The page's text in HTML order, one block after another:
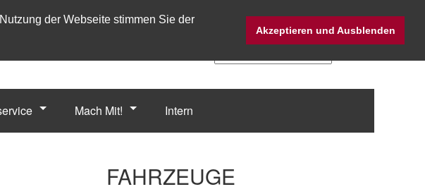
der Webseite stimmen Sie der
Akzeptieren und Ausblenden
Twitter @Fw_Straubing
Mach Mit! Intern
FAHRZEUGE